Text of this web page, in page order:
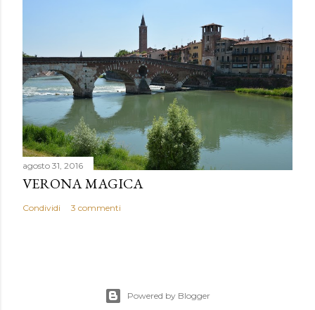
agosto 31, 2016
VERONA MAGICA
Condividi 3 commenti
Powered by Blogger